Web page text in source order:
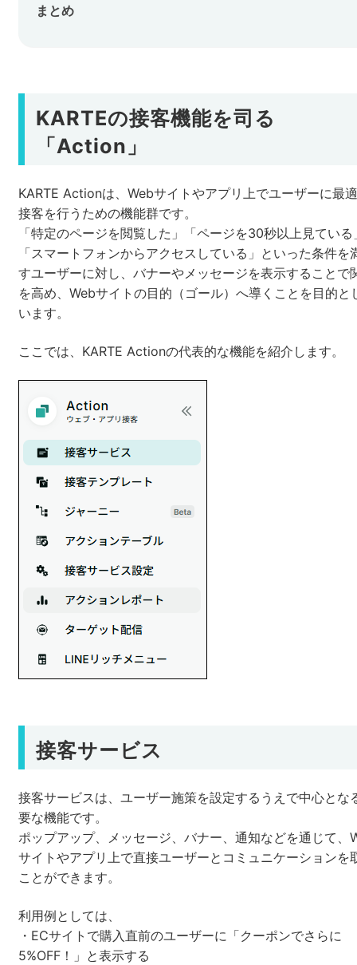
お問い合わせ
まとめ
KARTEの接客機能を司る
「Action」
KARTE Actionは、Webサイトやアプリ上でユーザーに最
接客を行うための機能群です。
「特定のページを閲覧した」「ページを30秒以上見ている
「スマートフォンからアクセスしている」といった条件を
すユーザーに対し、バナーやメッセージを表示することで
を高め、Webサイトの目的（ゴール）へ導くことを目的と
います。
ここでは、KARTE Actionの代表的な機能を紹介します。
接客サービス
接客サービスは、ユーザー施策を設定するうえで中心とな
要な機能です。
ポップアップ、メッセージ、バナー、通知などを通じて、
サイトやアプリ上で直接ユーザーとコミュニケーションを
ことができます。
利用例としては、
・ECサイトで購入直前のユーザーに「クーポンでさらに
5%OFF！」と表示する